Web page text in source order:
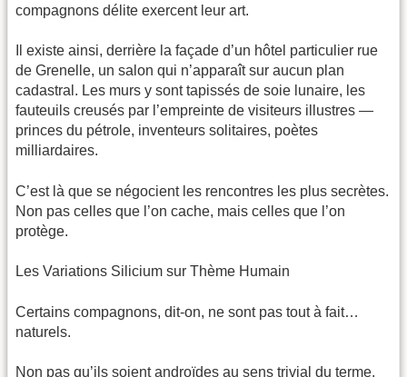
compagnons délite exercent leur art.
Il existe ainsi, derrière la façade d’un hôtel particulier rue
de Grenelle, un salon qui n’apparaît sur aucun plan
cadastral. Les murs y sont tapissés de soie lunaire, les
fauteuils creusés par l’empreinte de visiteurs illustres —
princes du pétrole, inventeurs solitaires, poètes
milliardaires.
C’est là que se négocient les rencontres les plus secrètes.
Non pas celles que l’on cache, mais celles que l’on
protège.
Les Variations Silicium sur Thème Humain
Certains compagnons, dit-on, ne sont pas tout à fait…
naturels.
Non pas qu’ils soient androïdes au sens trivial du terme.